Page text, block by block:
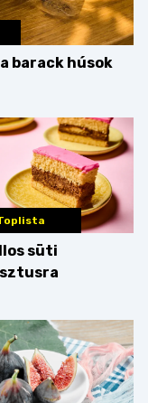
barack húsok
süti